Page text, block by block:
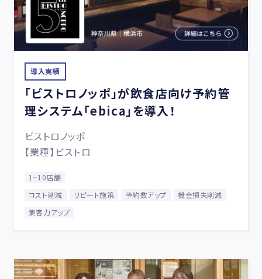
導入実績
「ビストロノッポ」が飲食店向け予約管
理システム「ebica」を導入！
ビストロノッポ
【業種】ビストロ
1~10店舗
コスト削減
リピート施策 予約数アップ
機会損失削減
集客力アップ